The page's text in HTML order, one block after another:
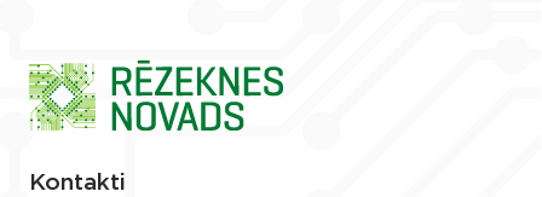
Kontakti